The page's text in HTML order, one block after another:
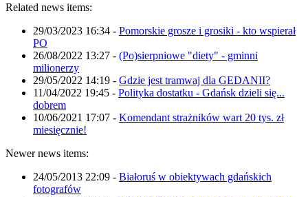
Related news items:
29/03/2023 16:34 - Pomorskie grosze i grosiki - kto wspierał
PO
26/08/2022 13:27 - (Po)sierpniowe "diety" - gminni
milionerzy
29/05/2022 14:19 - Gdzie jest tramwaj dla GEDANII?
11/04/2022 19:45 - Polityka dostatku - Gdańsk dzieli się...
dobrem
10/06/2021 17:07 - Komendant strażników wart 20 tys. zł
miesięcznie!
Newer news items:
24/05/2013 22:09 - Białoruś w obiektywach gdańskich
fotografów